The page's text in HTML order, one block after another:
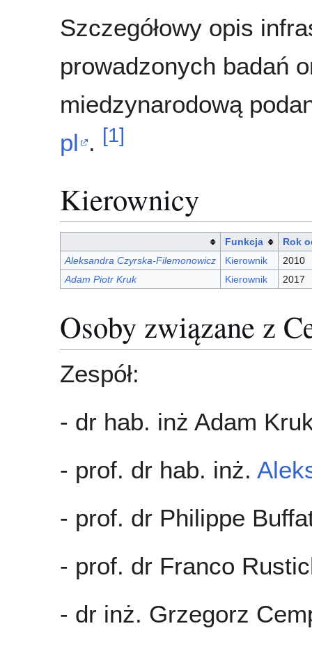
Szczegółowy opis
prowadzonych badań
miedzynarodową
pl . [1]
Kierownicy
Funkcja
Rok
Aleksandra Czyrska-Filemonowicz
Kierownik
2010
Adam Piotr Kruk
Kierownik 2017
Osoby związane z
Zespół:
- dr hab. inż Adam
- prof. dr hab. inż.
- prof. dr Philippe
- prof. dr Franco
- dr inż. Grzegorz